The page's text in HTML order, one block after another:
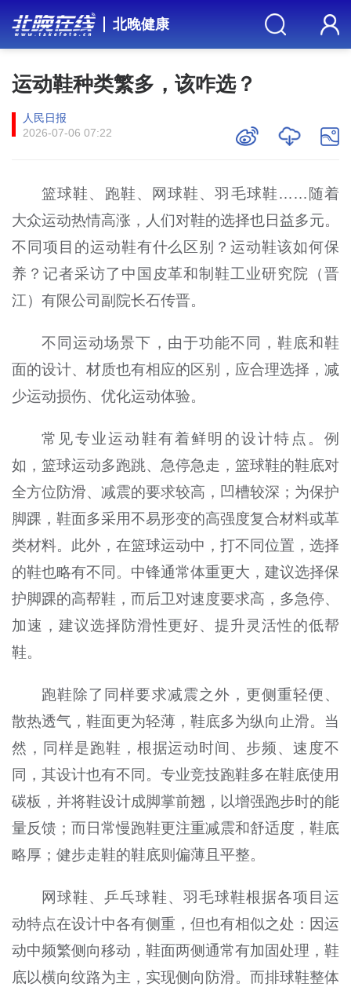
北晚健康
运动鞋种类繁多，该咋选？
人民日报
2026-07-06 07:22
篮球鞋、跑鞋、网球鞋、羽毛球鞋……随着
大众运动热情高涨，人们对鞋的选择也日益多元。
不同项目的运动鞋有什么区别？运动鞋该如何保
养？记者采访了中国皮革和制鞋工业研究院（晋
江）有限公司副院长石传晋。
不同运动场景下，由于功能不同，鞋底和鞋
面的设计、材质也有相应的区别，应合理选择，减
少运动损伤、优化运动体验。
常见专业运动鞋有着鲜明的设计特点。例
如，篮球运动多跑跳、急停急走，篮球鞋的鞋底对
全方位防滑、减震的要求较高，凹槽较深；为保护
脚踝，鞋面多采用不易形变的高强度复合材料或革
类材料。此外，在篮球运动中，打不同位置，选择
的鞋也略有不同。中锋通常体重更大，建议选择保
护脚踝的高帮鞋，而后卫对速度要求高，多急停、
加速，建议选择防滑性更好、提升灵活性的低帮
鞋。
跑鞋除了同样要求减震之外，更侧重轻便、
散热透气，鞋面更为轻薄，鞋底多为纵向止滑。当
然，同样是跑鞋，根据运动时间、步频、速度不
同，其设计也有不同。专业竞技跑鞋多在鞋底使用
碳板，并将鞋设计成脚掌前翘，以增强跑步时的能
量反馈；而日常慢跑鞋更注重减震和舒适度，鞋底
略厚；健步走鞋的鞋底则偏薄且平整。
网球鞋、乒乓球鞋、羽毛球鞋根据各项目运
动特点在设计中各有侧重，但也有相似之处：因运
动中频繁侧向移动，鞋面两侧通常有加固处理，鞋
底以横向纹路为主，实现侧向防滑。而排球鞋整体